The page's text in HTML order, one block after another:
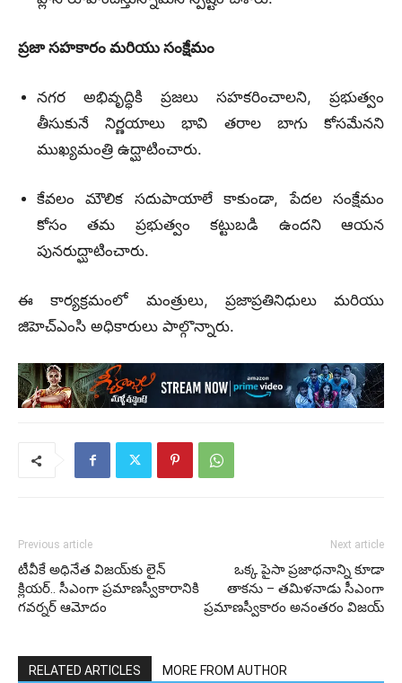
ప్రజా సహకారం మరియు సంక్షేమం
నగర అభివృద్ధికి ప్రజలు సహకరించాలని, ప్రభుత్వం
తీసుకునే నిర్ణయాలు భావి తరాల బాగు కోసమేనని
ముఖ్యమంత్రి ఉద్ఘాటించారు.
కేవలం మౌలిక సదుపాయాలే కాకుండా, పేదల సంక్షేమం
కోసం తమ ప్రభుత్వం కట్టుబడి ఉందని ఆయన
పునరుద్ఘాటించారు.
ఈ కార్యక్రమంలో మంత్రులు, ప్రజాప్రతినిధులు మరియు
జిహెచ్ఎంసి అధికారులు పాల్గొన్నారు.
Previous article
టీవీకే అధినేత విజయ్‌కు లైన్
క్లియర్.. సీఎంగా ప్రమాణస్వీకారానికి
గవర్నర్ ఆమోదం
Next article
ఒక్క పైసా ప్రజాధనాన్ని కూడా
తాకను – తమిళనాడు సీఎంగా
ప్రమాణస్వీకారం అనంతరం విజయ్
RELATED ARTICLES MORE FROM AUTHOR